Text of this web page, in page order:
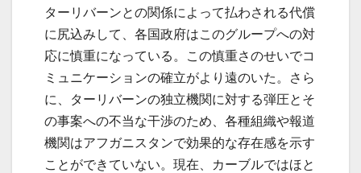
ターリバーンとの関係によって払わされる代償
に尻込みして、各国政府はこのグループへの対
応に慎重になっている。この慎重さのせいでコ
ミュニケーションの確立がより遠のいた。さら
に、ターリバーンの独立機関に対する弾圧とそ
の事案への不当な干渉のため、各種組織や報道
機関はアフガニスタンで効果的な存在感を示す
ことができていない。現在、カーブルではほと